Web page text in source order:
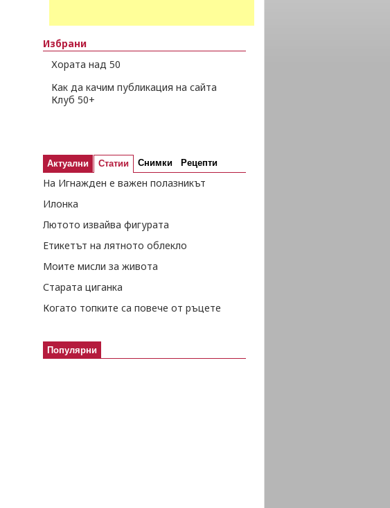
Избрани
Хората над 50
Как да качим публикация на сайта
Клуб 50+
Актуални Статии Снимки Рецепти
На Игнажден е важен полазникът
Илонка
Лютото извайва фигурата
Етикетът на лятното облекло
Моите мисли за живота
Старата циганка
Когато топките са повече от ръцете
Популярни